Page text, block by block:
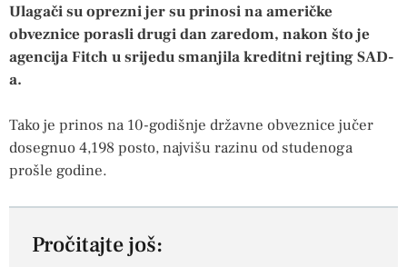
Ulagači su oprezni jer su prinosi na američke
obveznice porasli drugi dan zaredom, nakon što je
agencija Fitch u srijedu smanjila kreditni rejting SAD-
a.
Tako je prinos na 10-godišnje državne obveznice jučer
dosegnuo 4,198 posto, najvišu razinu od studenoga
prošle godine.
Pročitajte još: